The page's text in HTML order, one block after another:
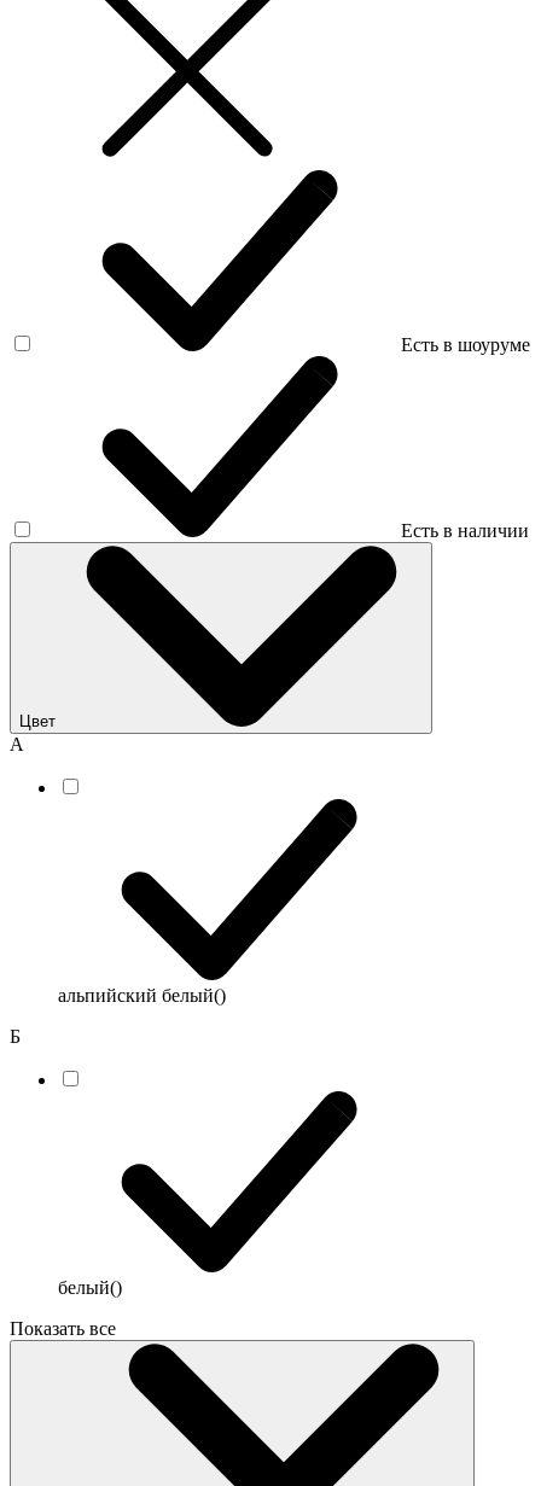
Есть в шоуруме
Есть в наличии
Цвет
А
альпийский белый()
Б
белый()
Показать все